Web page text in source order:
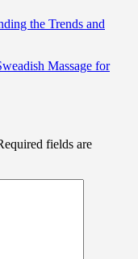
the Trends and
Massage for
fields are